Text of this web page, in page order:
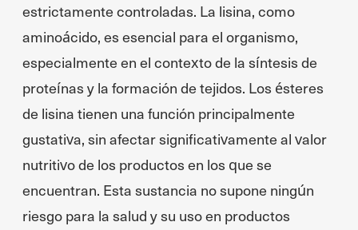
estrictamente controladas. La lisina, como
aminoácido, es esencial para el organismo,
especialmente en el contexto de la síntesis de
proteínas y la formación de tejidos. Los ésteres
de lisina tienen una función principalmente
gustativa, sin afectar significativamente al valor
nutritivo de los productos en los que se
encuentran. Esta sustancia no supone ningún
riesgo para la salud y su uso en productos